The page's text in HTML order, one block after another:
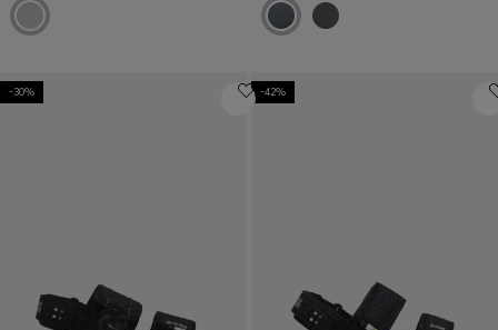
-30% -42%